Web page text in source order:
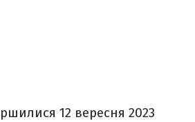
12 вересня 2023